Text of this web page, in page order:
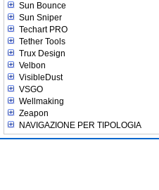
Sun Bounce
Sun Sniper
Techart PRO
Tether Tools
Trux Design
Velbon
VisibleDust
VSGO
Wellmaking
Zeapon
NAVIGAZIONE PER TIPOLOGIA